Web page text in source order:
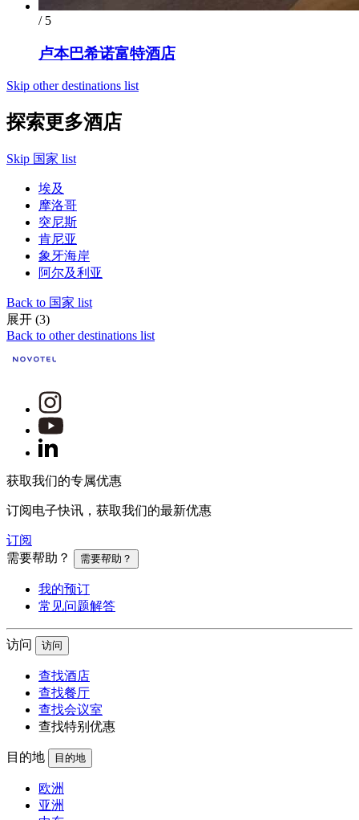
/ 5
卢本巴希诺富特酒店
Skip other destinations list
探索更多酒店
Skip 国家 list
埃及
摩洛哥
突尼斯
肯尼亚
象牙海岸
阿尔及利亚
Back to 国家 list
展开 (3)
Back to other destinations list
获取我们的专属优惠
订阅电子快讯，获取我们的最新优惠
订阅
需要帮助？
需要帮助？
我的预订
常见问题解答
访问 访问
查找酒店
查找餐厅
查找会议室
查找特别优惠
目的地 目的地
欧洲
亚洲